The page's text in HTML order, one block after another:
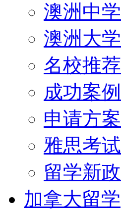
澳洲中学
澳洲大学
名校推荐
成功案例
申请方案
雅思考试
留学新政
加拿大留学